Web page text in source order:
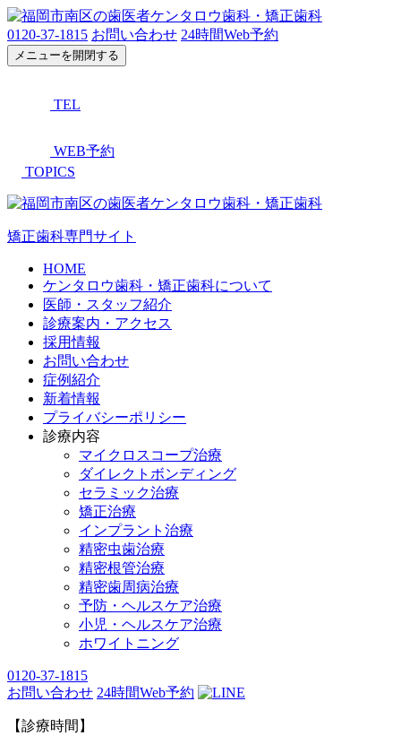
0120-37-1815 お問い合わせ 24時間Web予約
メニューを開閉する
TEL
WEB予約
TOPICS
矯正歯科専門サイト
HOME
ケンタロウ歯科・矯正歯科について
医師・スタッフ紹介
診療案内・アクセス
採用情報
お問い合わせ
症例紹介
新着情報
プライバシーポリシー
診療内容
マイクロスコープ治療
ダイレクトボンディング
セラミック治療
矯正治療
インプラント治療
精密虫歯治療
精密根管治療
精密歯周病治療
予防・ヘルスケア治療
小児・ヘルスケア治療
ホワイトニング
0120-37-1815
お問い合わせ 24時間Web予約
【診療時間】